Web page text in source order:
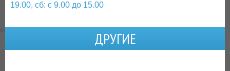
19.00, сб: с 9.00 до 15.00
ДРУГИЕ